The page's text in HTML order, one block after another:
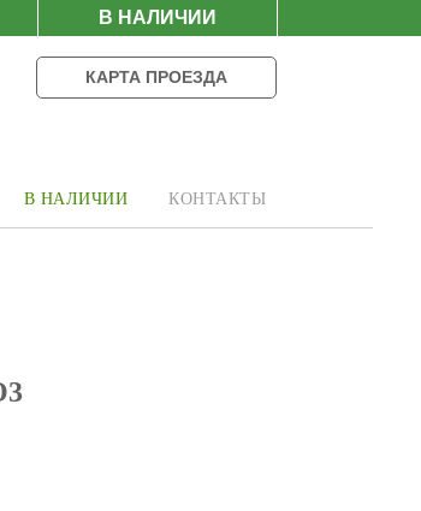
В НАЛИЧИИ
КАРТА ПРОЕЗДА
В НАЛИЧИИ КОНТАКТЫ